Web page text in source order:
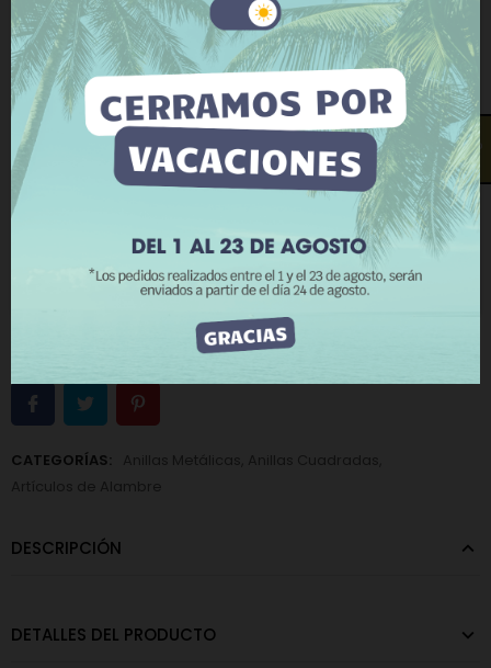
Paquetes:100 Uds
Ancho x alto - grosor hilo:20 x 20 - 4 mm
AÑADIR AL CARRITO
COMPRAR AHORA
Añadir a la lista de deseos Añadir a comparar
CATEGORÍAS:
DESCRIPCIÓN
DETALLES DEL PRODUCTO
Este sitio web utiliza cookies propias y de terceros
para mejorar nuestros servicios y mostrarle
publicidad relacionada con sus preferencias
mediante el análisis de sus hábitos de navegación.
Para dar su consentimiento sobre su uso pulse el
botón Acepto.
Más información Personalizar cookies
ACEPTO
¿Te llamamos?